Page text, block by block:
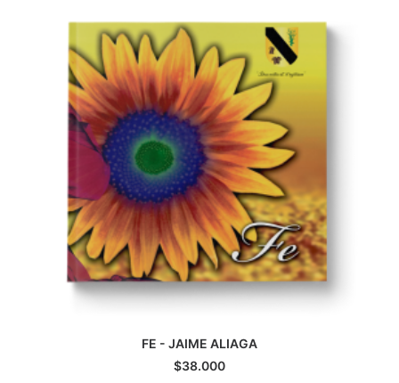
AUTORES DESTACADOS
GLOSARIO
CONTACTO
LOGIN / REGISTER
CART
AGREGAR AL CARRITO
FE - JAIME ALIAGA
$38.000